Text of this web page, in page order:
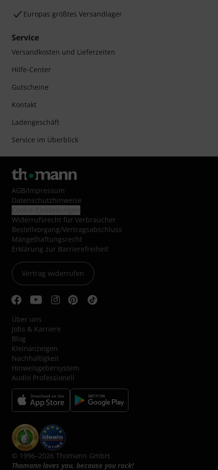
Europas größtes Versandlager
Service
Versandkosten und Lieferzeiten
Hilfe-Center
Gutscheine
Kontakt
Ladengeschäft
Service im Überblick
AGB/Impressum
Datenschutzhinweise
Widerrufsrecht für Verbraucher
Bestellvorgang/Vertragsabschluss
Mängelhaftungsrecht
Erklärung zur Barrierefreiheit
Vertrag widerrufen
Über uns
Jobs & Karriere
Blog
Kleinanzeigen
Nachhaltigkeit
Hinweisgebersystem
Audio Professionell
© 1996–2026 Thomann GmbH.
Thomann loves you, because you rock!